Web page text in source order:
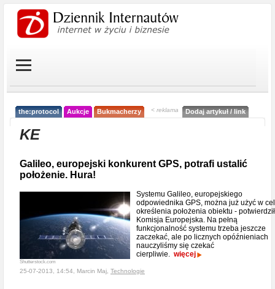
the:protocol Aukcje Bukmacherzy < reklama Dodaj artykuł / link
KE
Galileo, europejski konkurent GPS, potrafi ustalić
położenie. Hura!
Shutterstock.com
Systemu Galileo, europejskiego
odpowiednika GPS, można już użyć w
określenia położenia obiektu -
Komisja Europejska. Na pełną
funkcjonalność systemu trzeba jeszcze
zaczekać, ale po licznych opóźnieniach
nauczyliśmy się czekać
cierpliwie. więcej
25-07-2013, 14:54, Marcin Maj, Technologie